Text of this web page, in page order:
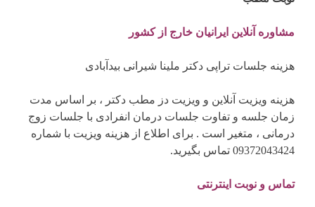
مشاوره آنلاین ایرانیان خارج از کشور
هزینه جلسات تراپی دکتر ملینا شیرانی بیدآبادی
هزینه ویزیت آنلاین و ویزیت دز مطب دکتر ، بر اساس مدت
زمان جلسه و تفاوت جلسات درمان انفرادی با جلسات زوج
درمانی ، متغیر است . برای اطلاع از هزینه ویزیت با شماره
09372043424 تماس بگیرید.
تماس و نوبت اینترنتی